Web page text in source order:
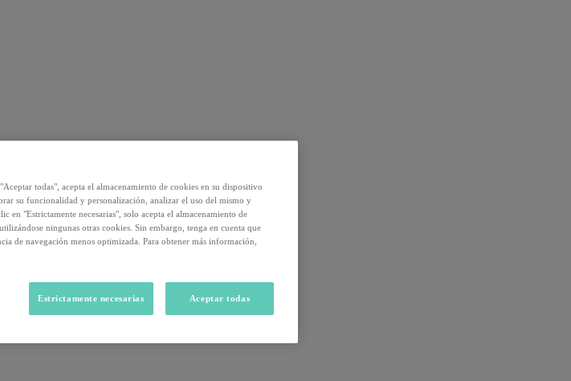
todas", acepta el almacenamiento de cookies en su dispositivo
su funcionalidad y personalización, analizar el uso del mismo y
en "Estrictamente necesarias", solo acepta el almacenamiento de
ningunas otras cookies. Sin embargo, tenga en cuenta que
de navegación menos optimizada. Para obtener más información,
Estrictamente necesarias Aceptar todas